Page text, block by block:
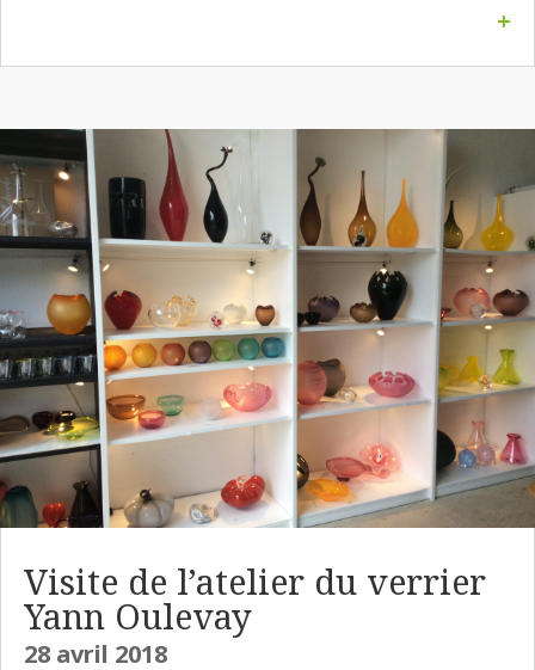
+
Visite de l’atelier du verrier
Yann Oulevay
28 avril 2018